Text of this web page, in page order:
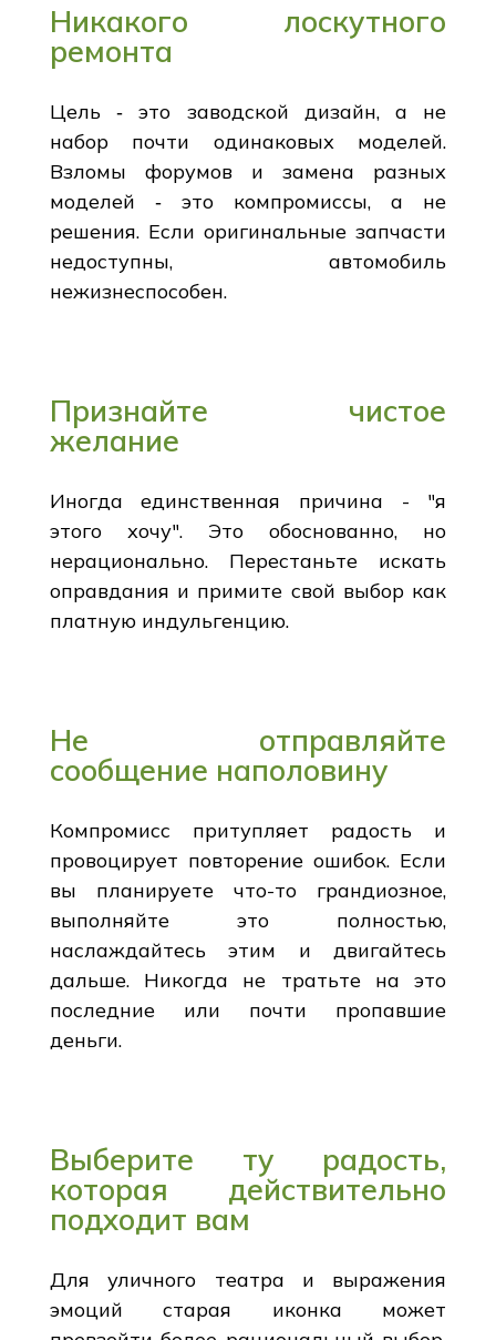
Никакого лоскутного
ремонта
Цель ‑ это заводской дизайн, а не
набор почти одинаковых моделей.
Взломы форумов и замена разных
моделей ‑ это компромиссы, а не
решения. Если оригинальные запчасти
недоступны, автомобиль
нежизнеспособен.
Признайте чистое
желание
Иногда единственная причина - "я
этого хочу". Это обоснованно, но
нерационально. Перестаньте искать
оправдания и примите свой выбор как
платную индульгенцию.
Не отправляйте
сообщение наполовину
Компромисс притупляет радость и
провоцирует повторение ошибок. Если
вы планируете что-то грандиозное,
выполняйте это полностью,
наслаждайтесь этим и двигайтесь
дальше. Никогда не тратьте на это
последние или почти пропавшие
деньги.
Выберите ту радость,
которая действительно
подходит вам
Для уличного театра и выражения
эмоций старая иконка может